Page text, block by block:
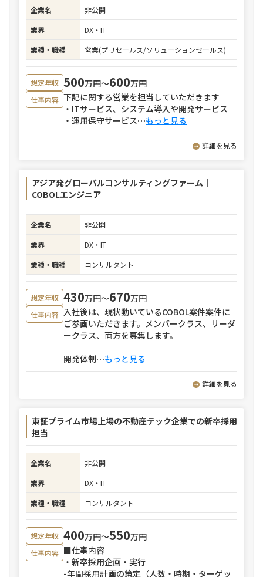
企業名
非公開
業界
DX・IT
業種・職種
営業(プリセールス/ソリューションセールス)
想定年収 500万円〜600万円
仕事内容 下記に関する営業を担当していただきます
・ITサービス、システム導入や開発サービス
・運用保守サービス⋯もっと見る
詳細を見る
アジア発グローバルコンサルティングファーム｜
COBOLエンジニア
企業名
非公開
業界
DX・IT
業種・職種
コンサルタント
想定年収 430万円〜670万円
仕事内容 入社後は、現状動いているCOBOL案件案件に
ご参画いただきます。メンバークラス、リーダ
ークラス、両方を募集します。
開発体制⋯もっと見る
詳細を見る
東証プライム市場上場の不動産テック企業での新卒採用
担当
企業名
非公開
業界
DX・IT
業種・職種
コンサルタント
想定年収 400万円〜550万円
仕事内容 ■仕事内容
・新卒採用企画・実行
-年間採用計画の策定（人数・時期・ターゲッ